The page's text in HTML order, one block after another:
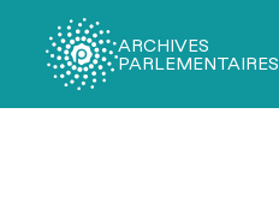
ARCHIVES
PARLEMENTAIRES